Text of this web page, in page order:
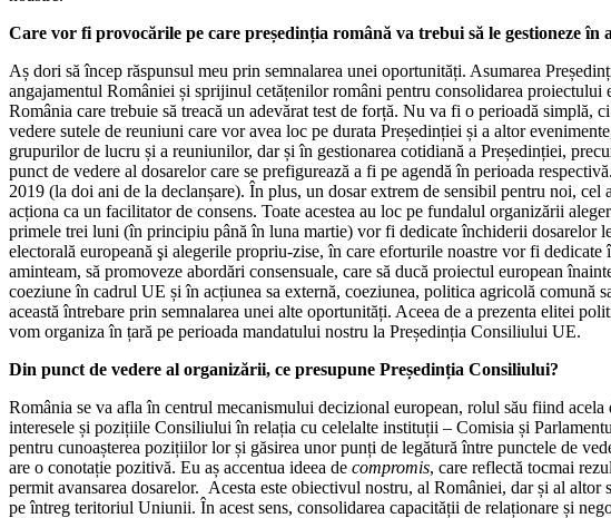
Care vor fi provocările pe care președinția română va trebui să le gestioneze în
Aș dori să încep răspunsul meu prin semnalarea unei oportunități. Asumarea
angajamentul României și sprijinul cetățenilor români pentru consolidarea
România care trebuie să treacă un adevărat test de forță. Nu va fi o perioadă
vedere sutele de reuniuni care vor avea loc pe durata Președinției și a altor
grupurilor de lucru și a reuniunilor, dar și în gestionarea cotidiană a Președinției,
punct de vedere al dosarelor care se prefigurează a fi pe agendă în perioada
2019 (la doi ani de la declanșare). În plus, un dosar extrem de sensibil pentru noi,
acționa ca un facilitator de consens. Toate acestea au loc pe fundalul organizării
primele trei luni (în principiu până în luna martie) vor fi dedicate închiderii dosarelor
electorală europeană şi alegerile propriu-zise, în care eforturile noastre vor fi
aminteam, să promoveze abordări consensuale, care să ducă proiectul european
coeziune în cadrul UE și în acțiunea sa externă, coeziunea, politica agricolă comună
această întrebare prin semnalarea unei alte oportunități. Aceea de a prezenta elitei
vom organiza în țară pe perioada mandatului nostru la Președinția Consiliului UE.
Din punct de vedere al organizării, ce presupune Președinția Consiliului?
România se va afla în centrul mecanismului decizional european, rolul său fiind
interesele și pozițiile Consiliului în relația cu celelalte instituții – Comisia și
pentru cunoașterea pozițiilor lor și găsirea unor punți de legătură între punctele de
are o conotație pozitivă. Eu aș accentua ideea de compromis, care reflectă tocmai
permit avansarea dosarelor. Acesta este obiectivul nostru, al României, dar și al
pe întreg teritoriul Uniunii. În acest sens, consolidarea capacității de relaționare și